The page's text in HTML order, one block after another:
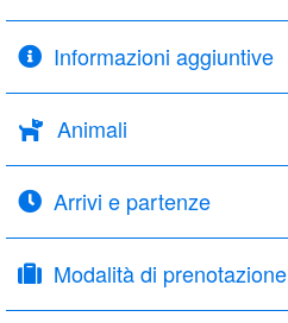
Informazioni aggiuntive
Animali
Arrivi e partenze
Modalità di prenotazione